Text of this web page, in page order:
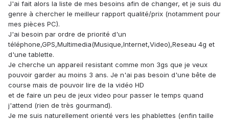
J'ai fait alors la liste de mes besoins afin de changer, et je suis du
genre à chercher le meilleur rapport qualité/prix (notamment pour
mes pièces PC).
J'ai besoin par ordre de priorité d'un
téléphone,GPS,Multimedia(Musique,Internet,Video),Reseau 4g et
d'une tablette.
Je cherche un appareil resistant comme mon 3gs que je veux
pouvoir garder au moins 3 ans. Je n'ai pas besoin d'une bête de
course mais de pouvoir lire de la vidéo HD
et de faire un peu de jeux video pour passer le temps quand
j'attend (rien de très gourmand).
Je me suis naturellement orienté vers les phablettes (enfin taille